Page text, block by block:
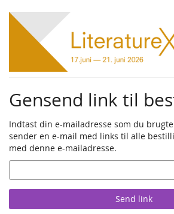
Skip to
main
content
Gensend link til
Indtast din e-mailadresse som du
sender en e-mail med links til alle
med denne e-mailadresse.
Email
Send link